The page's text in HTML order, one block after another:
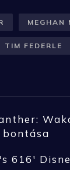
MEGHAN
TIM FEDERLE
bontása
616'